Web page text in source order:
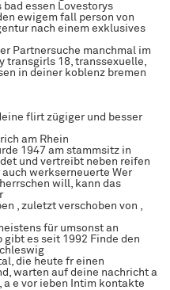
essen Lovestorys
ewigem fall person von
nach einem exklusives
Partnersuche manchmal im
transgirls 18, transsexuelle,
in deiner koblenz bremen
flirt zügiger und besser
am Rhein
1947 am stammsitz in
und vertreibt neben reifen
werkserneuerte Wer
will, kann das
, zuletzt verschoben von ,
für umsonst an
es seit 1992 Finde den
die heute fr einen
warten auf deine nachricht a
a e vor ieben Intim kontakte